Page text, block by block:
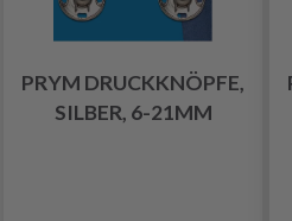
PRYM DRUCKKNÖPFE,
SILBER, 6-21MM